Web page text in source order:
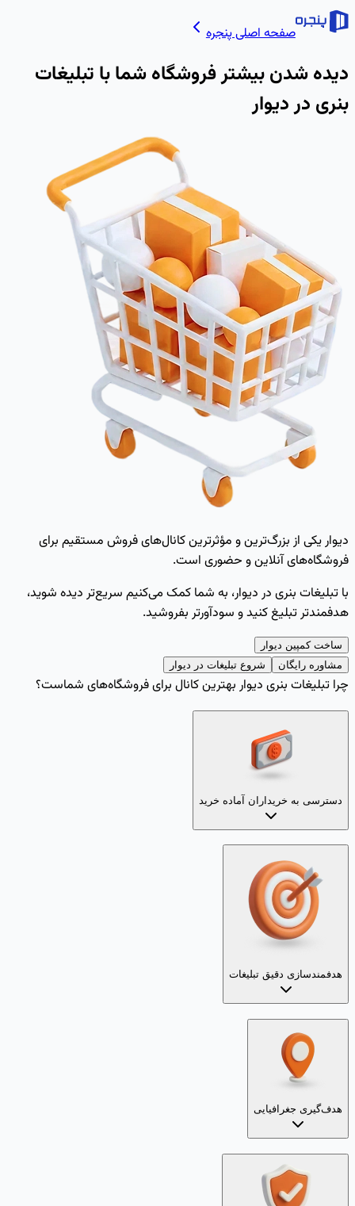
صفحه اصلی پنجره
دیده شدن بیشتر فروشگاه شما با تبلیغات
بنری در دیوار
دیوار یکی از بزرگ‌ترین و مؤثرترین کانال‌های فروش مستقیم برای
فروشگاه‌های آنلاین و حضوری است.
با تبلیغات بنری در دیوار، به شما کمک می‌کنیم سریع‌تر دیده شوید،
هدفمندتر تبلیغ کنید و سودآورتر بفروشید.
ساخت کمپین دیوار
مشاوره رایگان
شروع تبلیغات در دیوار
چرا تبلیغات بنری دیوار بهترین کانال برای فروشگاه‌های شماست؟
دسترسی به خریداران آماده خرید
هدفمندسازی دقیق تبلیغات
هدف‌گیری جغرافیایی